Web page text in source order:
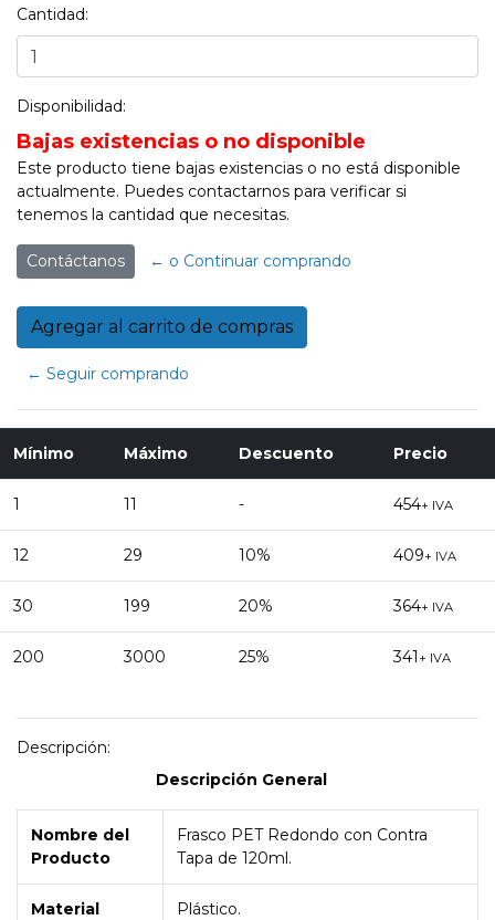
Cantidad:
Disponibilidad:
Bajas existencias o no disponible
Este producto tiene bajas existencias o no está disponible
actualmente. Puedes contactarnos para verificar si
tenemos la cantidad que necesitas.
Contáctanos ← o Continuar comprando
← Seguir comprando
Mínimo Máximo Descuento Precio
1 11 - 454+ IVA
12 29 10% 409+ IVA
30 199 20% 364+ IVA
200 3000 25% 341 + IVA
Descripción:
Descripción General
Nombre del
Producto
Frasco PET Redondo con Contra
Tapa de 120ml.
Material Plástico.